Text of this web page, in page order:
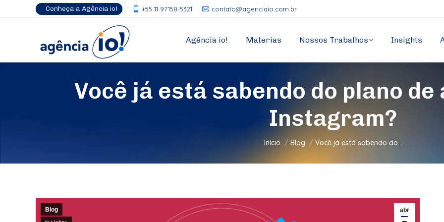
Conheça a Agência io! +55 11 97158-5321 contato@agenciaio.com.br
Agência io! Materias Nossos Trabalhos Insights
Você já está sabendo do plano
Instagram?
Você está aqui:
Início Blog Você já está sabendo do…
abr
Blog